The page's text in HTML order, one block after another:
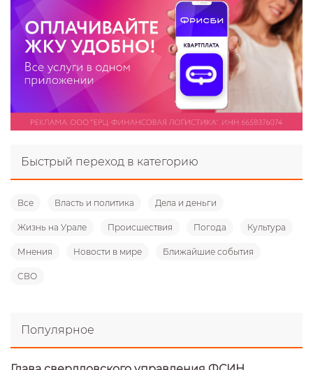
Быстрый переход в категорию
Все Власть и политика Дела и деньги
Жизнь на Урале Происшествия Погода Культура
Мнения Новости в мире Ближайшие события
СВО
Популярное